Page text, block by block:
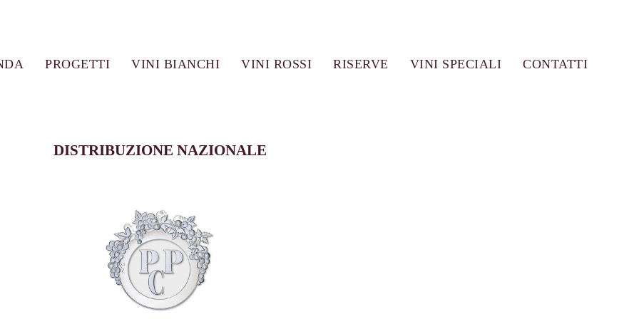
PROGETTI VINI BIANCHI VINI ROSSI RISERVE VINI SPECIALI CONTATTI
DISTRIBUZIONE NAZIONALE